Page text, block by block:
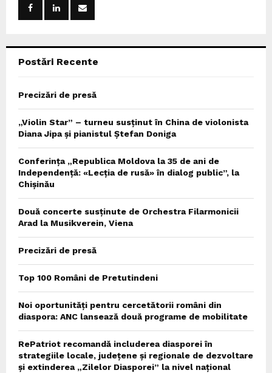
Postări Recente
Precizări de presă
„Violin Star” – turneu susținut în China de violonista
Diana Jipa și pianistul Ștefan Doniga
Conferința „Republica Moldova la 35 de ani de
Independență: «Lecția de rusă» în dialog public”, la
Chișinău
Două concerte susținute de Orchestra Filarmonicii
Arad la Musikverein, Viena
Precizări de presă
Top 100 Români de Pretutindeni
Noi oportunități pentru cercetătorii români din
diaspora: ANC lansează două programe de mobilitate
RePatriot recomandă includerea diasporei în
strategiile locale, județene și regionale de dezvoltare
și extinderea „Zilelor Diasporei” la nivel național